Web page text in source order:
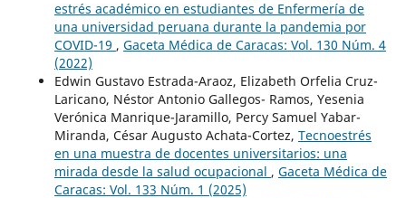
estrés académico en estudiantes de Enfermería de
una universidad peruana durante la pandemia por
COVID-19 , Gaceta Médica de Caracas: Vol. 130 Núm. 4
(2022)
Edwin Gustavo Estrada-Araoz, Elizabeth Orfelia Cruz-
Laricano, Néstor Antonio Gallegos- Ramos, Yesenia
Verónica Manrique-Jaramillo, Percy Samuel Yabar-
Miranda, César Augusto Achata-Cortez, Tecnoestrés
en una muestra de docentes universitarios: una
mirada desde la salud ocupacional , Gaceta Médica de
Caracas: Vol. 133 Núm. 1 (2025)